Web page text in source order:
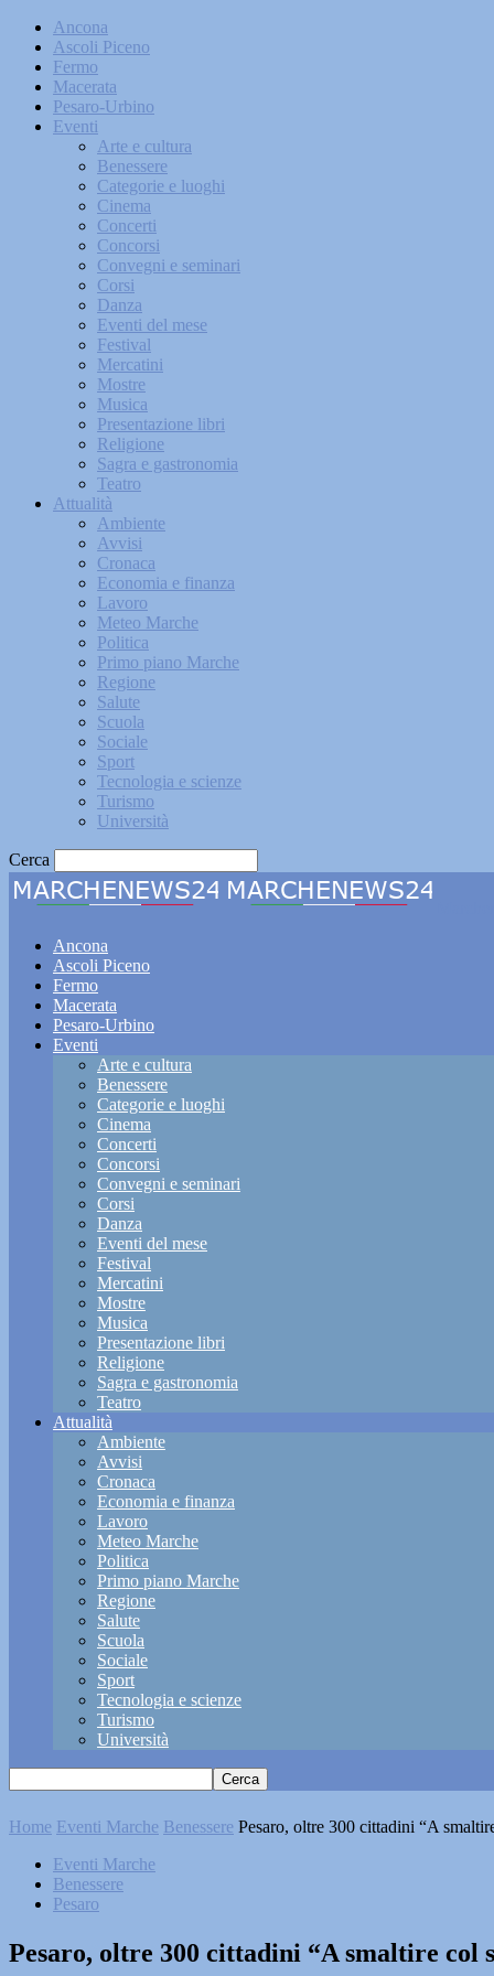
Ancona
Ascoli Piceno
Fermo
Macerata
Pesaro-Urbino
Eventi
Arte e cultura
Benessere
Categorie e luoghi
Cinema
Concerti
Concorsi
Convegni e seminari
Corsi
Danza
Eventi del mese
Festival
Mercatini
Mostre
Musica
Presentazione libri
Religione
Sagra e gastronomia
Teatro
Attualità
Ambiente
Avvisi
Cronaca
Economia e finanza
Lavoro
Meteo Marche
Politica
Primo piano Marche
Regione
Salute
Scuola
Sociale
Sport
Tecnologia e scienze
Turismo
Università
Cerca
Ancona
Ascoli Piceno
Fermo
Macerata
Pesaro-Urbino
Eventi
Arte e cultura
Benessere
Categorie e luoghi
Cinema
Concerti
Concorsi
Convegni e seminari
Corsi
Danza
Eventi del mese
Festival
Mercatini
Mostre
Musica
Presentazione libri
Religione
Sagra e gastronomia
Teatro
Attualità
Ambiente
Avvisi
Cronaca
Economia e finanza
Lavoro
Meteo Marche
Politica
Primo piano Marche
Regione
Salute
Scuola
Sociale
Sport
Tecnologia e scienze
Turismo
Università
Home Eventi Marche Benessere Pesaro, oltre 300 cittadini “A
Eventi Marche
Benessere
Pesaro
Pesaro, oltre 300 cittadini “A smaltire col